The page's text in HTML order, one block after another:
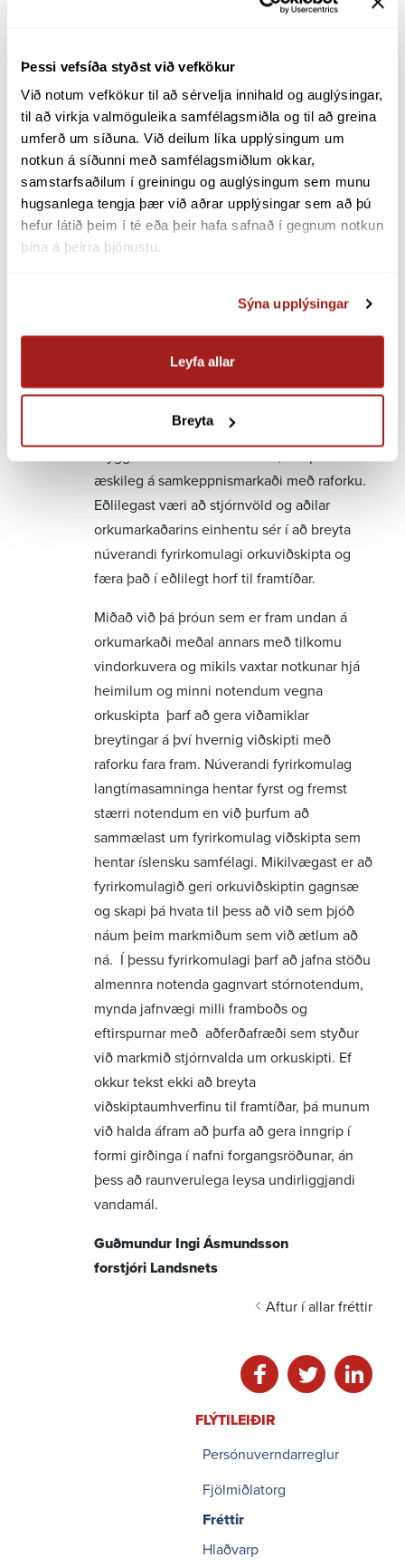
Þessi vefsíða styðst við vefkökur
Við notum vefkökur til að sérvelja innihald og auglýsingar,
til að virkja valmöguleika samfélagsmiðla og til að greina
umferð um síðuna. Við deilum líka upplýsingum um
notkun á síðunni með samfélagsmiðlum okkar,
samstarfsaðilum í greiningu og auglýsingum sem munu
hugsanlega tengja þær við aðrar upplýsingar sem að þú
hefur látið þeim í té eða þeir hafa safnað í gegnum notkun
þína á þeirra þjónustu.
Sýna upplýsingar
Leyfa allar
Breyta
staða gefur vísbendingar um að of langt hafi
verið gengið í að gera bindandi samninga
við stórnotendur og að svigrúm í kerfinu sé
of lítið til að bregðast við aðstæðum, sem
geta komið reglulega upp, eins og
vatnsskorti.
Nú liggur fyrir Alþingi frumvarp til laga um
tryggingu raforkuöryggis til heimila og
annars skylt að eiga orku til staðar til reiðu í
hlut falli af viðkomandi heildarframleiðslu til
að koma í veg fyrir markaðsbrest. Við hjá
Landsneti hvetjum Alþingi til að samþykkja
eins og þetta geti verið nauðsynlegur
æskileg á samkeppnismarkaði með raforku.
Eðlilegast væri að stjórnvöld og aðilar
orkumarkaðarins einhentu sér í að breyta
núverandi fyrirkomulagi orkuviðskipta og
færa það í eðlilegt horf til framtíðar.
Miðað við þá þróun sem er fram undan á
orkumarkaði meðal annars með tilkomu
vindorkuvera og mikils vaxtar notkunar hjá
heimilum og minni notendum vegna
orkuskipta þarf að gera viðamiklar
breytingar á því hvernig viðskipti með
raforku fara fram. Núverandi fyrirkomulag
langtímasamninga hentar fyrst og fremst
stærri notendum en við þurfum að
sammælast um fyrirkomulag viðskipta sem
hentar íslensku samfélagi. Mikilvægast er að
fyrirkomulagið geri orkuviðskiptin gagnsæ
og skapi þá hvata til þess að við sem þjóð
náum þeim markmiðum sem við ætlum að
ná. Í þessu fyrirkomulagi þarf að jafna stöðu
almennra notenda gagnvart stórnotendum,
mynda jafnvægi milli framboðs og
eftirspurnar með aðferðafræði sem styður
við markmið stjórnvalda um orkuskipti. Ef
okkur tekst ekki að breyta
viðskiptaumhverfinu til framtíðar, þá munum
við halda áfram að þurfa að gera inngrip í
formi girðinga í nafni forgangsröðunar, án
þess að raunverulega leysa undirliggjandi
vandamál.
Guðmundur Ingi Ásmundsson
forstjóri Landsnets
Aftur í allar fréttir
Deila á facebook
Deila á twitter
Deila á
FLÝTI­LEIÐIR
Persónuverndarreglur
Fjölmiðlatorg
Fréttir
Hlaðvarp